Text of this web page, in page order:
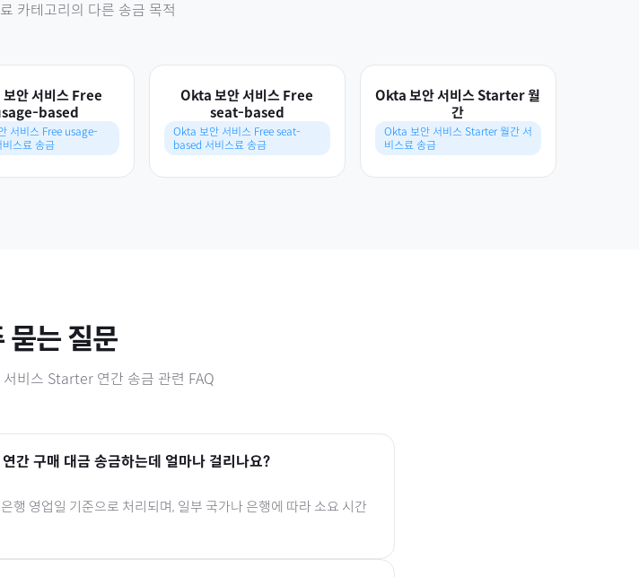
카테고리의 다른 송금 목적
안 서비스 Free
based
서비스 Free usage-
스료 송금
Okta 보안 서비스 Free
seat-based
Okta 보안 서비스 Free seat-
based 서비스료 송금
Okta 보안 서비스 Starter 월
간
Okta 보안 서비스 Starter 월간 서
비스료 송금
묻는 질문
비스 Starter 연간 송금 관련 FAQ
간구매 대금 송금하는데 얼마나 걸리나요?
행 영업일 기준으로 처리되며, 일부 국가나 은행에 따라 소요 시간